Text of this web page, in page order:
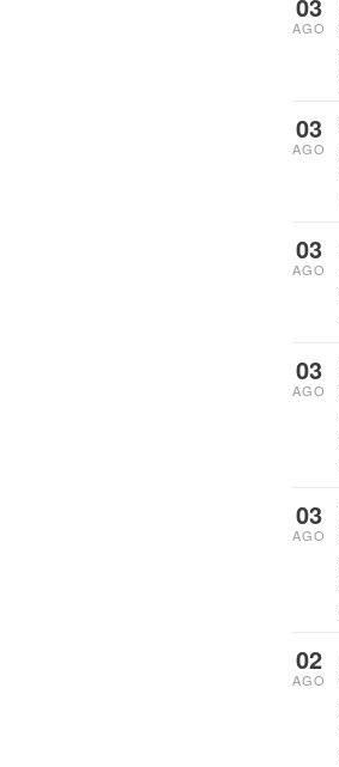
AGO
03
AGO
03
AGO
03
AGO
03
AGO
02
AGO